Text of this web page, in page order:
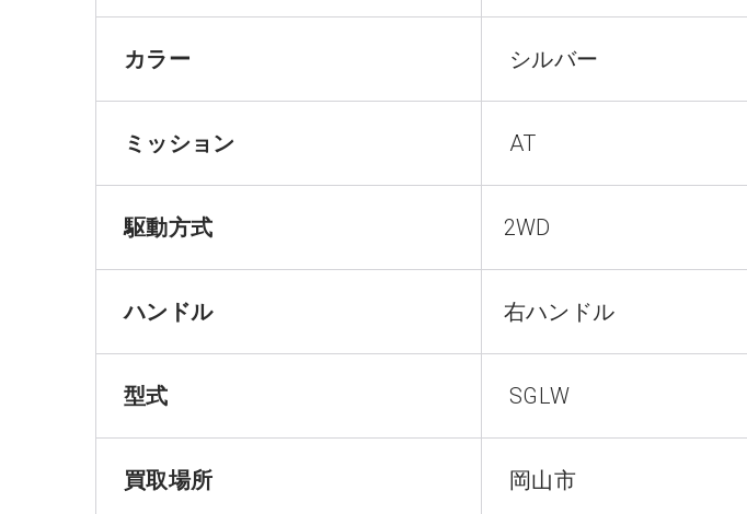
カラー シルバー
ミッション AT
駆動方式 2WD
ハンドル 右ハンドル
型式 SGLW
買取場所 岡山市